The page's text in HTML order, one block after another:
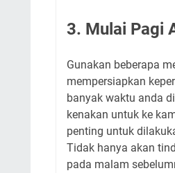
3. Mulai Pagi
Gunakan beberapa
mempersiapkan
banyak waktu anda
kenakan untuk ke
penting untuk
Tidak hanya akan
pada malam